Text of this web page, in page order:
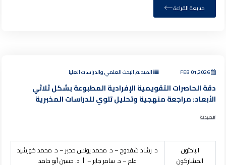
متابعة القراءة
FEB 01,2026 الصيدلة, البحث العلمي والدراسات العليا
دقة الحاصرات التقويمية الإفرادية المطبوعة بشكل ثلاثي
الأبعاد: مراجعة منهجية وتحليل تلوي للدراسات المخبرية
الصيدلة
الباحثون
المشاركون
د. رشاد شقدوح – د. محمد يونس حجير – د. محمد خورشيد
علم – د. سامر جابر – أ. د. حسين أبو حامد